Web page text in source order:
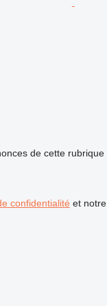
de cette rubrique
confidentialité et notre